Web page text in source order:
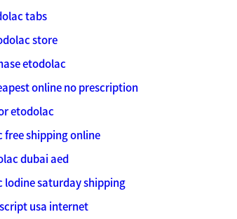
tabs
store
etodolac
online no prescription
etodolac
free shipping online
dubai aed
lodine saturday shipping
usa internet